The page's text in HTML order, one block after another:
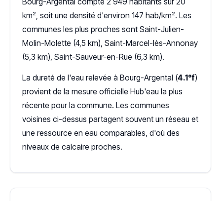
km², soit une densité d'environ 147 hab/km². Les
communes les plus proches sont Saint-Julien-
Molin-Molette (4,5 km), Saint-Marcel-lès-Annonay
(5,3 km), Saint-Sauveur-en-Rue (6,3 km).
La dureté de l'eau relevée à Bourg-Argental (4.1°f)
provient de la mesure officielle Hub'eau la plus
récente pour la commune. Les communes
voisines ci-dessus partagent souvent un réseau et
une ressource en eau comparables, d'où des
niveaux de calcaire proches.